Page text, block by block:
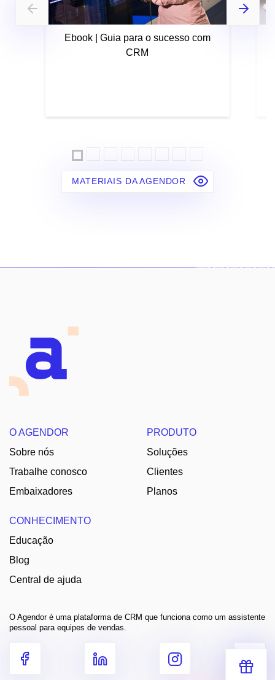
Ebook | Guia para o sucesso com
CRM
MATERIAIS DA AGENDOR
O AGENDOR
Sobre nós
Trabalhe conosco
Embaixadores
PRODUTO
Soluções
Clientes
Planos
CONHECIMENTO
Educação
Blog
Central de ajuda
O Agendor é uma plataforma de CRM que funciona como um assistente
pessoal para equipes de vendas.